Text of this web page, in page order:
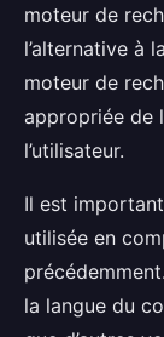
moteur de
l’alternative à
moteur de
appropriée de
l’utilisateur.
Il est
utilisée en
la langue du